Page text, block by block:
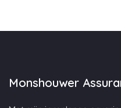
Monshouwer